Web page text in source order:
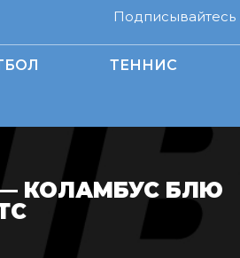
Подписывайтесь
ТЕННИС
КОЛАМБУС БЛЮ